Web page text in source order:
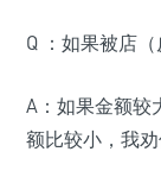
Q ：如果被店
A：如果金额较
额比较小，我